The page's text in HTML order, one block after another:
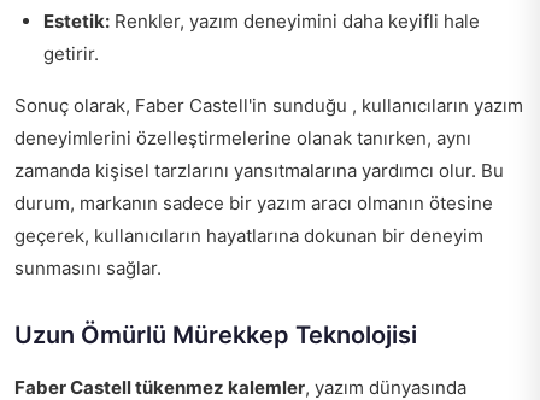
Estetik: Renkler, yazım deneyimini daha keyifli hale
getirir.
Sonuç olarak, Faber Castell'in sunduğu , kullanıcıların yazım
deneyimlerini özelleştirmelerine olanak tanırken, aynı
zamanda kişisel tarzlarını yansıtmalarına yardımcı olur. Bu
durum, markanın sadece bir yazım aracı olmanın ötesine
geçerek, kullanıcıların hayatlarına dokunan bir deneyim
sunmasını sağlar.
Uzun Ömürlü Mürekkep Teknolojisi
Faber Castell tükenmez kalemler, yazım dünyasında